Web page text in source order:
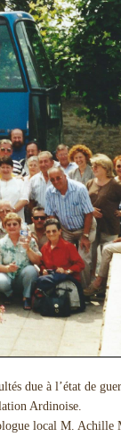
due à l’état de
Ardinoise.
local M. Achille